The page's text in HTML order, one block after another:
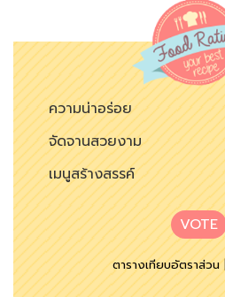
ความน่าอร่อย
จัดจานสวยงาม
เมนูสร้างสรรค์
VOTE
ตารางเทียบอัตราส่วน